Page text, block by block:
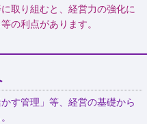
取り組むと、経営力の強化に
の利点があります。
す管理」等、経営の基礎から